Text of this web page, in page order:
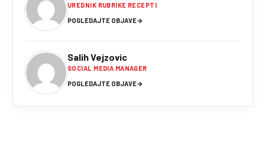
UREDNIK RUBRIKE RECEPTI
POGLEDAJTE OBJAVE→
Salih Vejzovic
SOCIAL MEDIA MANAGER
POGLEDAJTE OBJAVE→